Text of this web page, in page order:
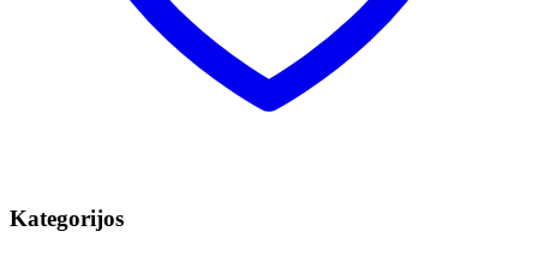
Kategorijos